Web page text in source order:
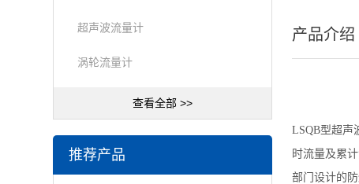
超声波流量计
涡轮流量计
查看全部 >>
推荐产品
产品介绍
LSQB型超声
时流量及累
部门设计的